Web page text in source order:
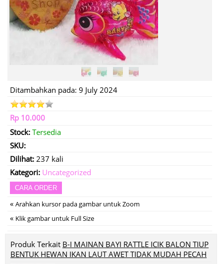
Ditambahkan pada: 9 July 2024
Rp 10.000
Stock: Tersedia
SKU:
Dilihat: 237 kali
Kategori: Uncategorized
CARA ORDER
« Arahkan kursor pada gambar untuk Zoom
« Klik gambar untuk Full Size
Produk Terkait B-I MAINAN BAYI RATTLE ICIK BALON TIUP
BENTUK HEWAN IKAN LAUT AWET TIDAK MUDAH PECAH